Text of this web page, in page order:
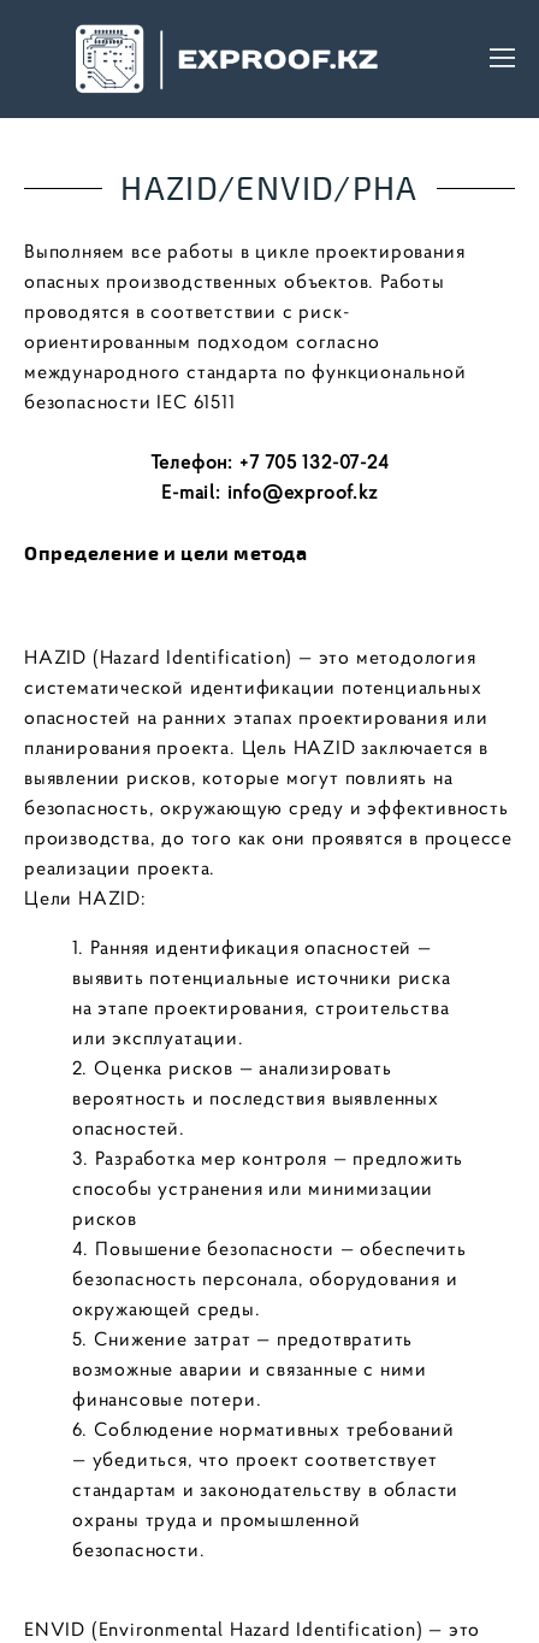
HAZID/ENVID/РНА
Выполняем все работы в цикле проектирования
опасных производственных объектов. Работы
проводятся в соответствии с риск-
ориентированным подходом согласно
международного стандарта по функциональной
безопасности IEC 61511
Телефон: +7 705 132-07-24
E-mail: info@exproof.kz
Определение и цели метода
HAZID (Hazard Identification) — это методология
систематической идентификации потенциальных
опасностей на ранних этапах проектирования или
планирования проекта. Цель HAZID заключается в
выявлении рисков, которые могут повлиять на
безопасность, окружающую среду и эффективность
производства, до того как они проявятся в процессе
реализации проекта.
Цели HAZID:
Ранняя идентификация опасностей —
выявить потенциальные источники риска
на этапе проектирования, строительства
или эксплуатации.
Оценка рисков — анализировать
вероятность и последствия выявленных
опасностей.
Разработка мер контроля — предложить
способы устранения или минимизации
рисков
Повышение безопасности — обеспечить
безопасность персонала, оборудования и
окружающей среды.
Снижение затрат — предотвратить
возможные аварии и связанные с ними
финансовые потери.
Соблюдение нормативных требований
— убедиться, что проект соответствует
стандартам и законодательству в области
охраны труда и промышленной
безопасности.
ENVID (Environmental Hazard Identification) — это